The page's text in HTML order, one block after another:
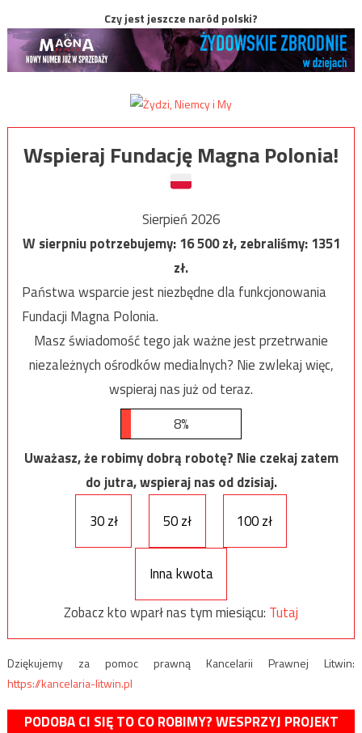
Czy jest jeszcze naród polski?
Wspieraj Fundację Magna Polonia!
Sierpień 2026
W sierpniu potrzebujemy:16 500zł, zebraliśmy:1351
zł.
Państwa wsparcie jest niezbędne dla funkcjonowania
Fundacji Magna Polonia.
Masz świadomość tego jak ważne jest przetrwanie
niezależnych ośrodków medialnych? Nie zwlekaj więc,
wspieraj nas już od teraz.
8%
Uważasz, że robimy dobrą robotę? Nie czekaj zatem
do jutra, wspieraj nas od dzisiaj.
30 zł
50 zł 100 zł
Inna kwota
Zobacz kto wparł nas tym miesiącu: Tutaj
Dziękujemy za pomoc prawną Kancelarii Prawnej Litwin:
https://kancelaria-litwin.pl
PODOBA CI SIĘ TO CO ROBIMY? WESPRZYJ PROJEKT